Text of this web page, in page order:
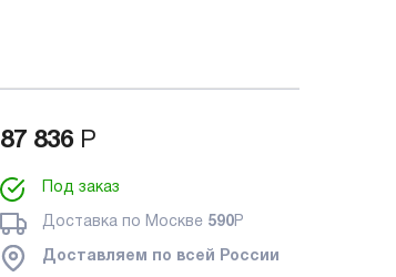
87 836 Р
Под заказ
Доставка по Москве 590Р
Доставляем по всей России